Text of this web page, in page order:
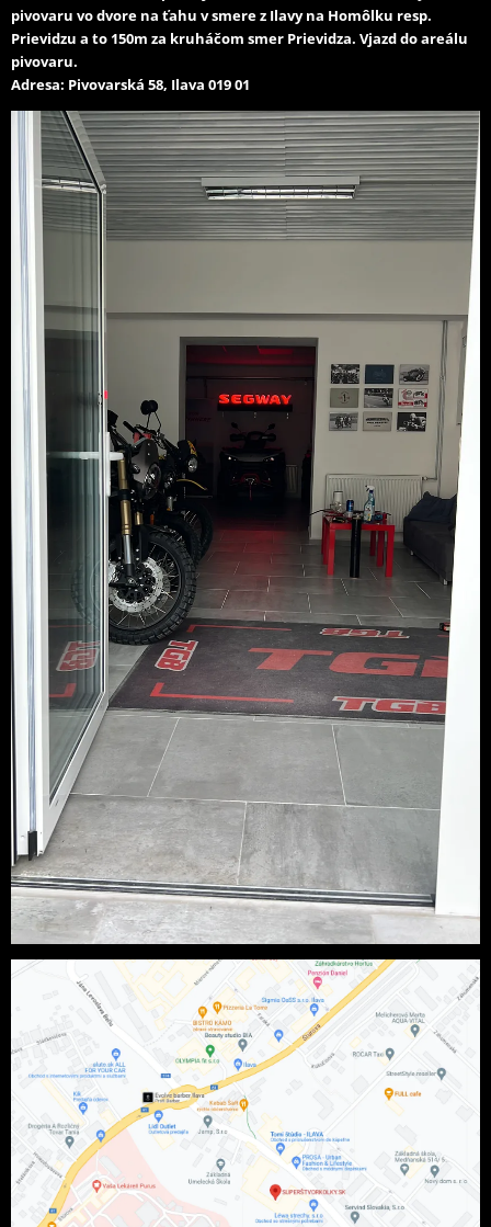
pivovaru vo dvore na ťahu v smere z Ilavy na Homôlku resp.
Prievidzu a to 150m za kruháčom smer Prievidza. Vjazd do areálu
pivovaru.
Adresa: Pivovarská 58, Ilava 019 01